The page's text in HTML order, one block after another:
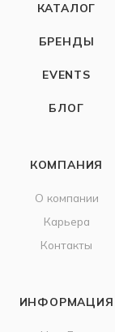
КАТАЛОГ
БРЕНДЫ
EVENTS
БЛОГ
КОМПАНИЯ
О компании
Карьера
Контакты
ИНФОРМАЦИЯ